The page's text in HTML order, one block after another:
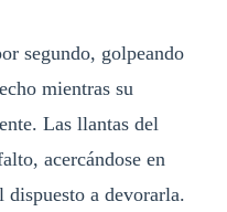
segundo, golpeando
mientras su
Las llantas del
acercándose en
a devorarla.